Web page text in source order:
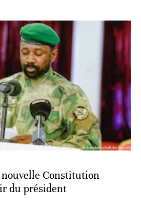
Constitution
du président